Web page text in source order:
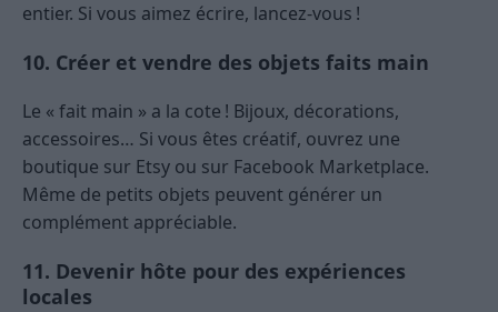
entier. Si vous aimez écrire, lancez-vous !
10. Créer et vendre des objets faits main
Le « fait main » a la cote ! Bijoux, décorations,
accessoires… Si vous êtes créatif, ouvrez une
boutique sur Etsy ou sur Facebook Marketplace.
Même de petits objets peuvent générer un
complément appréciable.
11. Devenir hôte pour des expériences
locales